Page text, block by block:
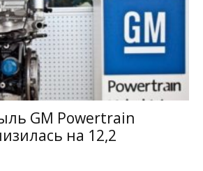
GM Powertrain
на 12,2